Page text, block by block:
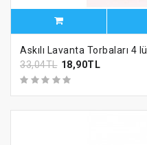
Askılı Lavanta Torbaları 4 lü
33,04TL 18,90TL